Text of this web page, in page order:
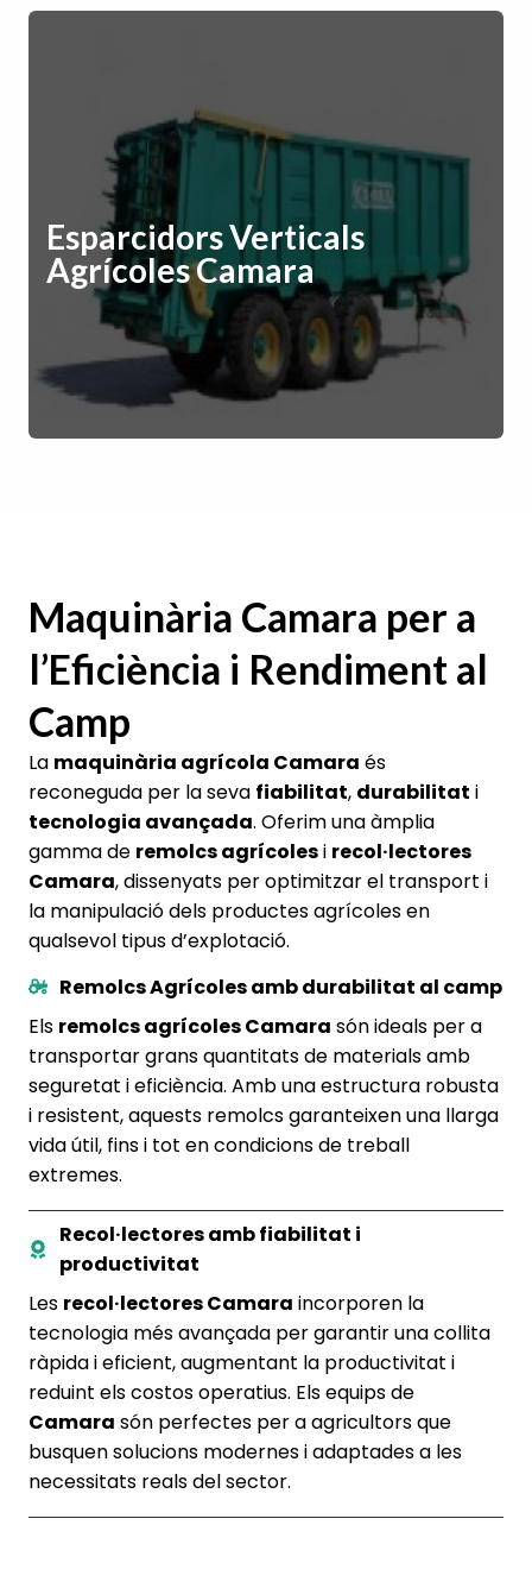
Esparcidors Verticals
Agrícoles Camara
Maquinària Camara per a
l’Eficiència i Rendiment al
Camp
La maquinària agrícola Camara és
reconeguda per la seva fiabilitat, durabilitat i
tecnologia avançada. Oferim una àmplia
gamma de remolcs agrícolesi recol·lectores
Camara, dissenyats per optimitzar el transport i
la manipulació dels productes agrícoles en
qualsevol tipus d’explotació.
Remolcs Agrícoles amb durabilitat al camp
Els remolcs agrícoles Camara són ideals per a
transportar grans quantitats de materials amb
seguretat i eficiència. Amb una estructura robusta
i resistent, aquests remolcs garanteixen una llarga
vida útil, fins i tot en condicions de treball
extremes.
Recol·lectores amb fiabilitat i
productivitat
Les recol·lectores Camara incorporen la
tecnologia més avançada per garantir una collita
ràpida i eficient, augmentant la productivitat i
reduint els costos operatius. Els equips de
Camara són perfectes per a agricultors que
busquen solucions modernes i adaptades a les
necessitats reals del sector.